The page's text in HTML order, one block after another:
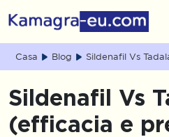
Casa Blog Sildenafil Vs
Sildenafil Vs
(efficacia e